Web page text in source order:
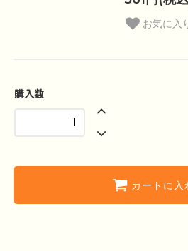
お気に入
購入数
カートに入